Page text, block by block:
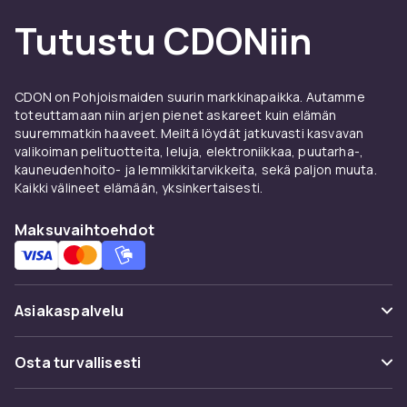
yhdistävät helpon asennuksen tehokkaaseen
tallennustoiminnallisuuteen.
Valitse oikea palvelin
Palvelimen valinta riippuu organisaatiosi
koosta, haluamistasi palveluista ja budjetista.
Pieni tower-palvelin voi kattaa useimpien pk-
yritysten tarpeet, kun taas suuremmat
organisaatiot hyötyvät rack-asennetuista
ratkaisuista redundanteilla laitteistoilla.
CDONilta löydät
tiedostopalvelimista tehokkaisiin rack-
palvelimiin ammattimaisiin ympäristöihin.
Redundanssi ja
Tutustu CDONiin
CDON on Pohjoismaiden suurin markkinapaikka. Autamme
toteuttamaan niin arjen pienet askareet kuin elämän
suuremmatkin haaveet. Meiltä löydät jatkuvasti kasvavan
valikoiman pelituotteita, leluja, elektroniikkaa, puutarha-,
kauneudenhoito- ja lemmikkitarvikkeita, sekä paljon muuta.
Kaikki välineet elämään, yksinkertaisesti.
Maksuvaihtoehdot
Asiakaspalvelu
Usein kysyttyä (UKK)
Seuraa pakettia
Osta turvallisesti